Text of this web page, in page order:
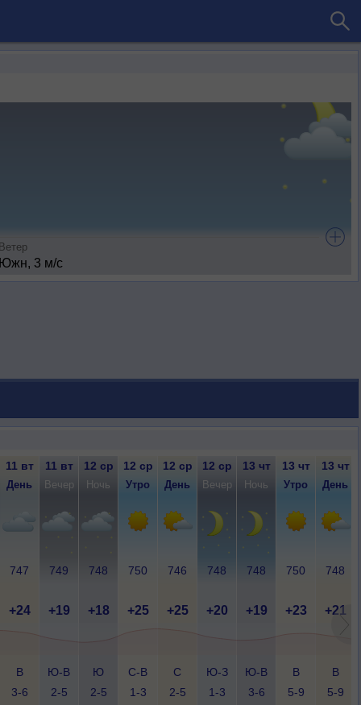
Ветер
Южн, 3 м/с
11 вт 11 вт 12 ср 12 ср 12 ср 12 ср 13 чт 13 чт 13 чт
День Вечер Ночь Утро День Вечер Ночь Утро День
747 749 748 750 746 748 748 750 748
+24 +19 +18 +25 +25 +20 +19 +23 +21
В
3-6
Ю-В
2-5
Ю
2-5
С-В
1-3
С
2-5
Ю-З
1-3
Ю-В
3-6
В
5-9
В
5-9